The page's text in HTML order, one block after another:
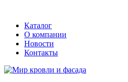
Каталог
О компании
Новости
Контакты